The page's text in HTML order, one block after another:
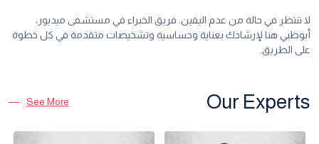
لا تنتظر في حالة من عدم اليقين. فريق الخبراء في مستشفى ميديور،
أبوظبي هنا لإرشادك بعناية وحساسية وتشخيصات متقدمة في كل خطوة
على الطريق.
Our Experts
See More